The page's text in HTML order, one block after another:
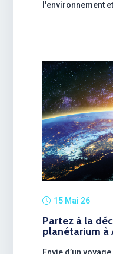
l'environnement
15 Mai 26
Partez à la
planétarium à